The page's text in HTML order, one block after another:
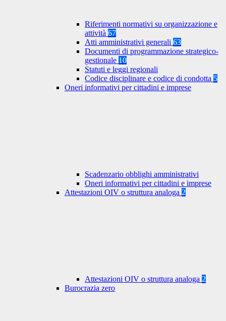
Riferimenti normativi su organizzazione e
attività 67
Atti amministrativi generali 63
Documenti di programmazione strategico-
gestionale 10
Statuti e leggi regionali
Codice disciplinare e codice di condotta 5
Oneri informativi per cittadini e imprese
Scadenzario obblighi amministrativi
Oneri informativi per cittadini e imprese
Attestazioni OIV o struttura analoga 2
Attestazioni OIV o struttura analoga 2
Burocrazia zero